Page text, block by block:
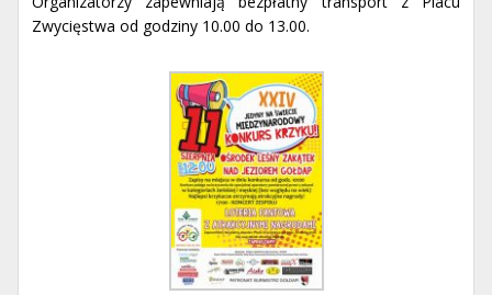
Zwycięstwa od godziny 10.00 do 13.00.